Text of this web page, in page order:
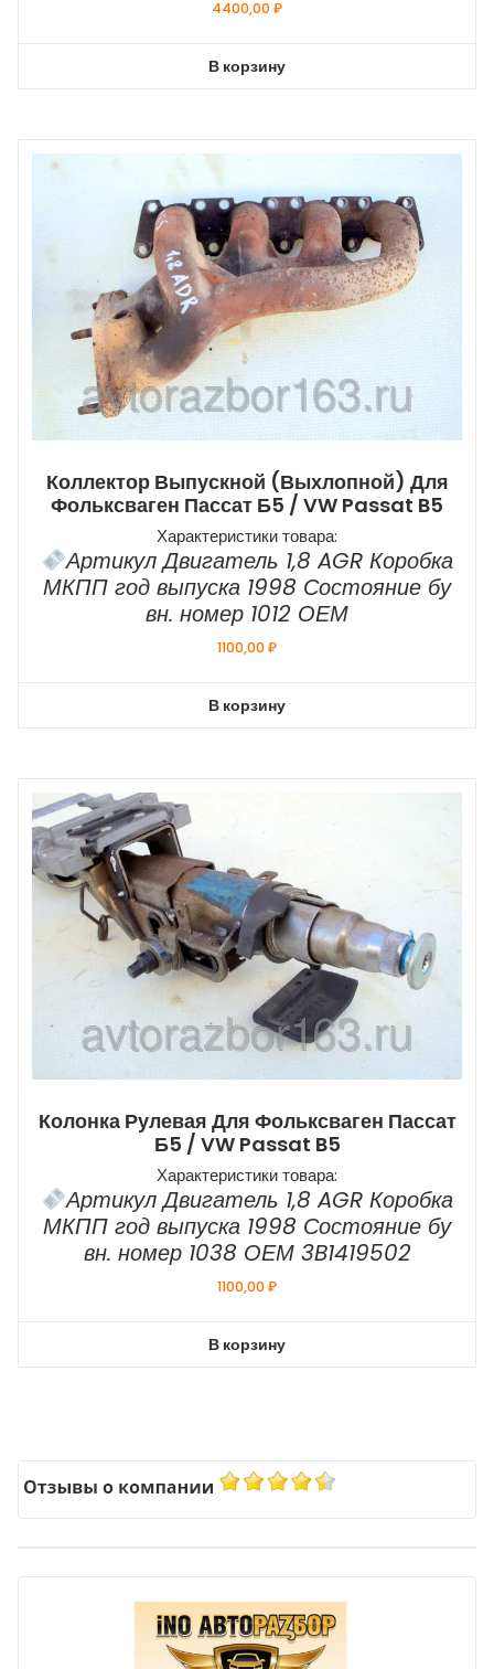
4400,00₽
В корзину
Коллектор Выпускной (выхлопной) Для
Фольксваген Пассат Б5 / VW Passat B5
Характеристики товара:
Артикул Двигатель 1,8 AGR Коробка
МКПП год выпуска 1998 Состояние бу
вн. номер 1012 ОЕМ
1100,00₽
В корзину
Колонка Рулевая Для Фольксваген Пассат
Б5 / VW Passat B5
Характеристики товара:
Артикул Двигатель 1,8 AGR Коробка
МКПП год выпуска 1998 Состояние бу
вн. номер 1038 ОЕМ 3B1419502
1100,00₽
В корзину